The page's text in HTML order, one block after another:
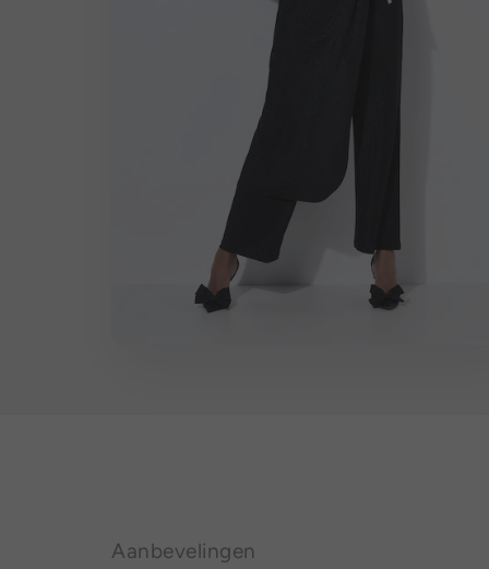
Aanbevelingen